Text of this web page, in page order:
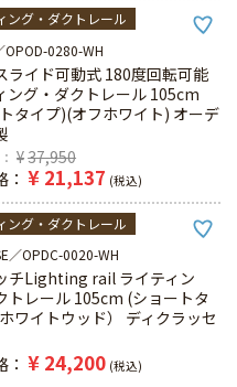
ング・ダクトレール
OPOD-0280-WH
ライド可動式 180度回転可能
ング・ダクトレール 105cm
タイプ)(オフホワイト) オーデ
¥37,950
¥ 21,137 税込
ング・ダクトレール
OPDC-0020-WH
チLighting rail ライティン
トレール 105cm (ショートタ
ワイトウッド） ディクラッセ
¥ 24,200 税込